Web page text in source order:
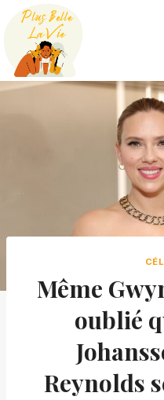
Skip
content
Même
oublié
Reynolds